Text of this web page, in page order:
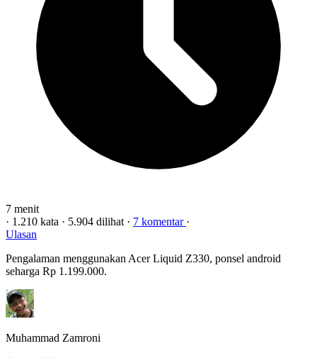
7 menit
· 1.210 kata · 5.904 dilihat · 7 komentar ·
Ulasan
Pengalaman menggunakan Acer Liquid Z330, ponsel android
seharga Rp 1.199.000.
Muhammad Zamroni